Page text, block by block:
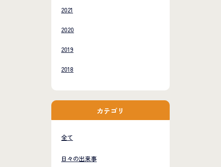
2021
2020
2019
2018
カテゴリ
全て
日々の出来事